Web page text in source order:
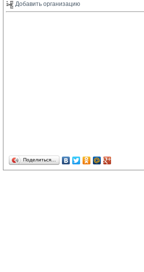
Добавить организацию
Поделиться…